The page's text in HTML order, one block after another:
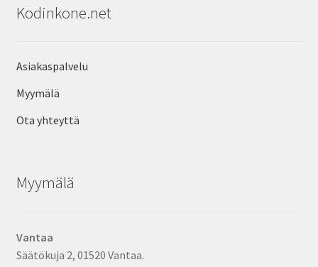
Kodinkone.net
Asiakaspalvelu
Myymälä
Ota yhteyttä
Myymälä
Vantaa
Säätökuja 2, 01520 Vantaa.